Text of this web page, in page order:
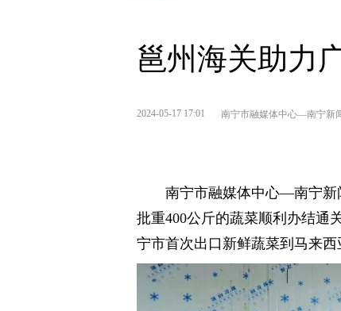
邕州海关助力
2024-05-17 17:01 南宁市融媒体中心—南宁新
南宁市融媒体中心—南宁新
批重400公斤的蔬菜顺利办结通
宁市首次出口新鲜蔬菜到马来西